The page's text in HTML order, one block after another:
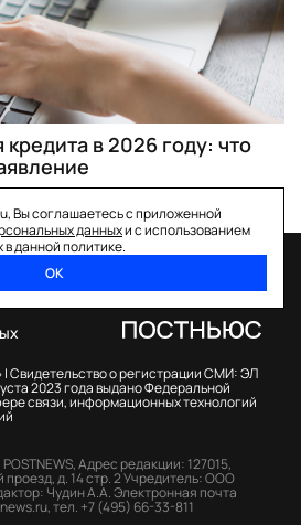
кредита в 2026 году: что
Вы соглашаетесь с приложенной
данныхи с использованием
данной политике.
ОК
|Свидетельство о регистрации СМИ: ЭЛ
2023 года выдано Федеральной
связи, информационных технологий
Адрес редакции: 127015,
д. 14 стр. 2Учредитель: ООО
Чудин А.А.Электронная почта
,тел. +7 (495) 66-33-811